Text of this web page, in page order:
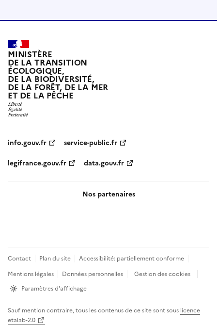
MINISTÈRE
DE LA TRANSITION
ÉCOLOGIQUE,
DE LA BIODIVERSITÉ,
DE LA FORÊT, DE LA MER
ET DE LA PÊCHE
info.gouv.fr
service-public.fr
legifrance.gouv.fr
data.gouv.fr
Nos partenaires
Pied
de
page
Contact Plan du site
Accessibilité: partiellement conforme
Mentions légales
Données personnelles
Gestion des cookies
Paramètres d'affichage
Sauf mention contraire, tous les contenus de ce site sont sous licence
etalab-2.0